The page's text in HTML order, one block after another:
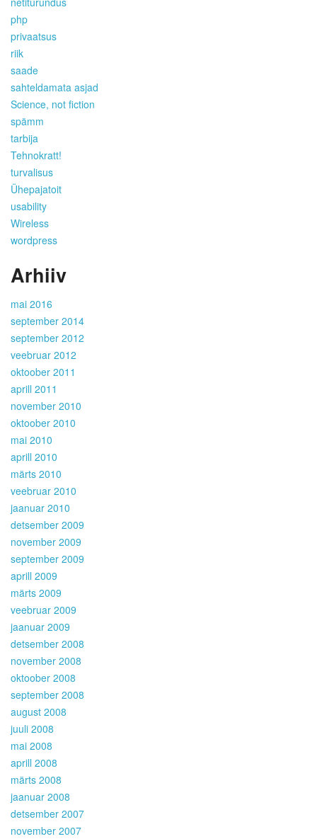
php
privaatsus
riik
saade
sahteldamata asjad
Science, not fiction
spämm
tarbija
Tehnokratt!
turvalisus
Ühepajatoit
usability
Wireless
wordpress
Arhiiv
mai 2016
september 2014
september 2012
veebruar 2012
oktoober 2011
aprill 2011
november 2010
oktoober 2010
mai 2010
aprill 2010
märts 2010
veebruar 2010
jaanuar 2010
detsember 2009
november 2009
september 2009
aprill 2009
märts 2009
veebruar 2009
jaanuar 2009
detsember 2008
november 2008
oktoober 2008
september 2008
august 2008
juuli 2008
mai 2008
aprill 2008
märts 2008
jaanuar 2008
detsember 2007
november 2007